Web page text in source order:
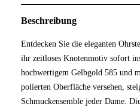
Beschreibung
Entdecken Sie die eleganten
ihr zeitloses Knotenmotiv sofort
hochwertigem Gelbgold 585 und
polierten Oberfläche versehen,
Schmuckensemble jeder Dame.